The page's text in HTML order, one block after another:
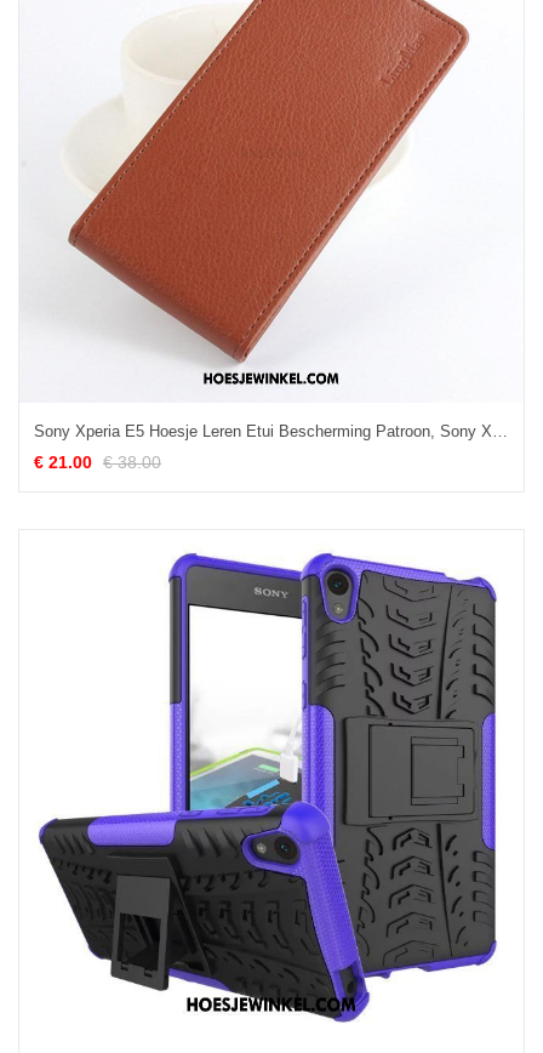
Sony Xperia E5 Hoesje Leren Etui Bescherming Patroon, Sony Xperia E5 Hoesje Soort Aziatische Vrucht Mobiele Telefoon Braun
€ 21.00 € 38.00